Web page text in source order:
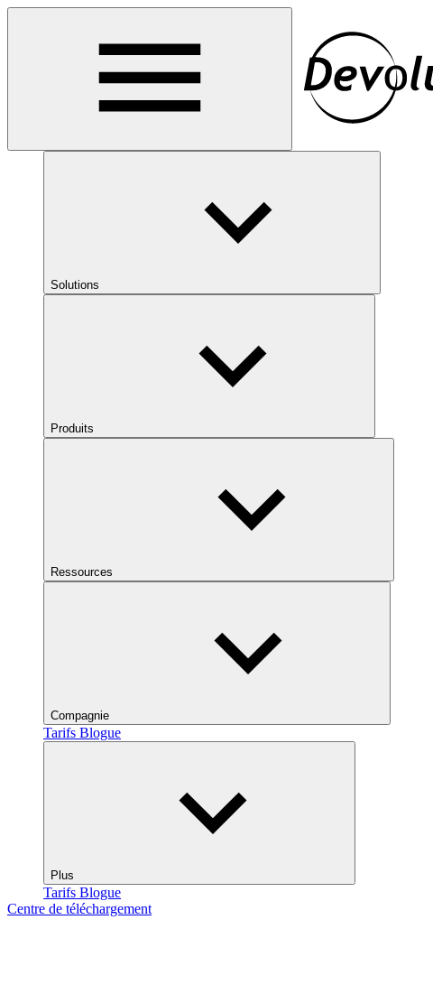
Solutions
Produits
Ressources
Compagnie
Tarifs Blogue
Plus
Tarifs Blogue
Centre de téléchargement